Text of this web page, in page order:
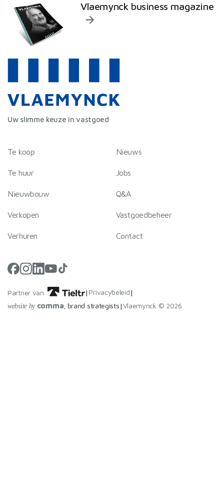
Uw slimme keuze in vastgoed
Te koop
Te huur
Nieuwbouw
Verkopen
Verhuren
Nieuws
Jobs
Q&A
Vastgoedbeheer
Contact
Vlaemynck business magazine
Partner van | Privacybeleid|
website by comma , brand strategists|Vlaemynck © 2026